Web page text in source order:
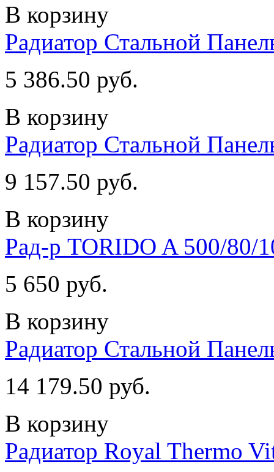
В корзину
Радиатор Стальной
5 386.50 руб.
В корзину
Радиатор Стальной
9 157.50 руб.
В корзину
Рад-р TORIDO A 500/80/
5 650 руб.
В корзину
Радиатор Стальной
14 179.50 руб.
В корзину
Радиатор Royal Thermo